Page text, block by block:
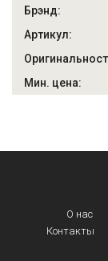
О нас
Контакты